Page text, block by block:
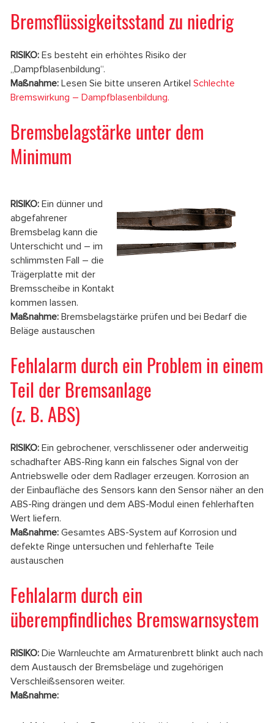
Bremsflüssigkeitsstand zu niedrig
RISIKO: Es besteht ein erhöhtes Risiko der
„Dampfblasenbildung“.
Maßnahme: Lesen Sie bitte unseren Artikel Schlechte
Bremswirkung – Dampfblasenbildung.
Bremsbelagstärke unter dem
Minimum
RISIKO: Ein dünner und
abgefahrener
Bremsbelag kann die
Unterschicht und – im
schlimmsten Fall – die
Trägerplatte mit der
Bremsscheibe in Kontakt
kommen lassen.
Maßnahme: Bremsbelagstärke prüfen und bei Bedarf die
Beläge austauschen
Fehlalarm durch ein Problem in einem
Teil der Bremsanlage
(z. B. ABS)
RISIKO: Ein gebrochener, verschlissener oder anderweitig
schadhafter ABS-Ring kann ein falsches Signal von der
Antriebswelle oder dem Radlager erzeugen. Korrosion an
der Einbaufläche des Sensors kann den Sensor näher an den
ABS-Ring drängen und dem ABS-Modul einen fehlerhaften
Wert liefern.
Maßnahme: Gesamtes ABS-System auf Korrosion und
defekte Ringe untersuchen und fehlerhafte Teile
austauschen
Fehlalarm durch ein
überempfindliches Bremswarnsystem
RISIKO: Die Warnleuchte am Armaturenbrett blinkt auch nach
dem Austausch der Bremsbeläge und zugehörigen
Verschleißsensoren weiter.
Maßnahme: